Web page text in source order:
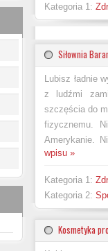
Kategoria 1:
Siłownia
Lubisz ładnie
z ludźmi
szczęścia do
fizycznemu.
Amerykanie.
wpisu »
Kategoria 1:
Kategoria 2:
Kosmetyka